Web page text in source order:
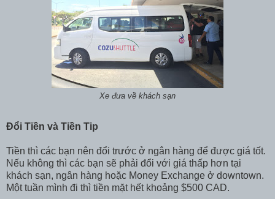
Xe đưa về khách sạn
Đổi Tiền và Tiền Tip
Tiền thì các bạn nên đổi trước ở ngân hàng để được giá tốt.
Nếu không thì các bạn sẽ phải đổi với giá thấp hơn tại
khách sạn, ngân hàng hoặc Money Exchange ở downtown.
Một tuần mình đi thì tiền mặt hết khoảng $500 CAD.